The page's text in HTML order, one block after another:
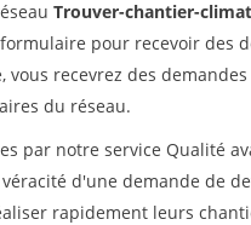
Trouver-chantier-
pour recevoir des
recevrez des
du réseau.
par notre service Qualité
d'une demande de
rapidement leurs